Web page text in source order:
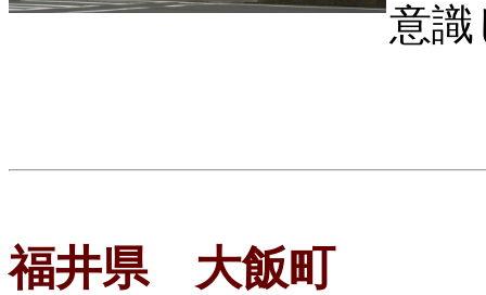
意識
福井県 大飯町